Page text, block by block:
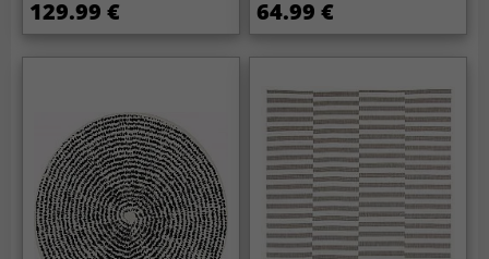
129.99 € 64.99 €